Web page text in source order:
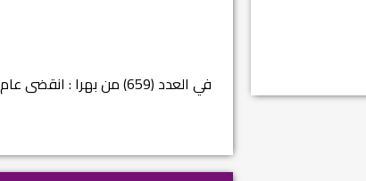
في العدد (659) من بهرا : انقضى عام النصر… م...